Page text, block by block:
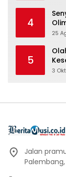
4
25
5
3
Jalan
Palembang,